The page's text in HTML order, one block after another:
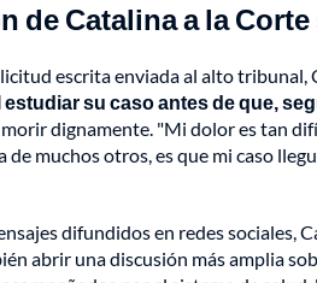
de Catalina a la
escrita enviada al alto
su caso antes de que,
dignamente. "Mi dolor es tan
de muchos otros, es que mi caso
difundidos en redes sociales,
abrir una discusión más amplia